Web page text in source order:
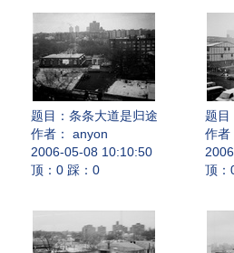
题目： 条条大道是归途
作者： anyon
2006-05-08 10:10:50
顶：0 踩：0
题目
作者
顶：